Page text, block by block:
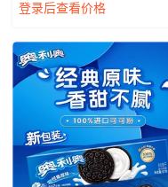
登录后查看价格